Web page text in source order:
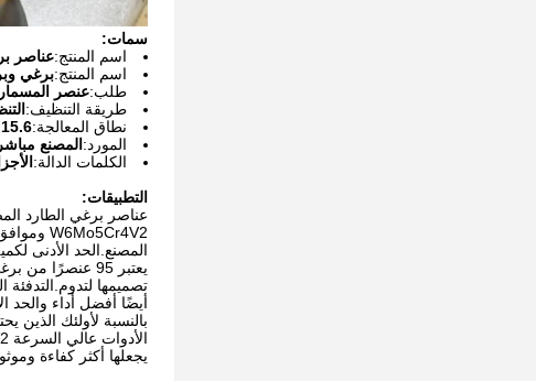
سمات:
اسم المنتج:عناصر
اسم المنتج:برغي
طلب:عنصر المسمار
طريقة التنظيف:
نطاق المعالجة:15.6 - 350 ملم
المورد: المصنع
الكلمات الدالة:
التطبيقات:
المصنع.الحد الأدنى لكمية الطلب هو 1 ووقت التسليم
أيضًا أفضل أداء والحد
يجعلها أكثر كفاءة وموثوقية.بحد أدنى للطلب 1 ووقت